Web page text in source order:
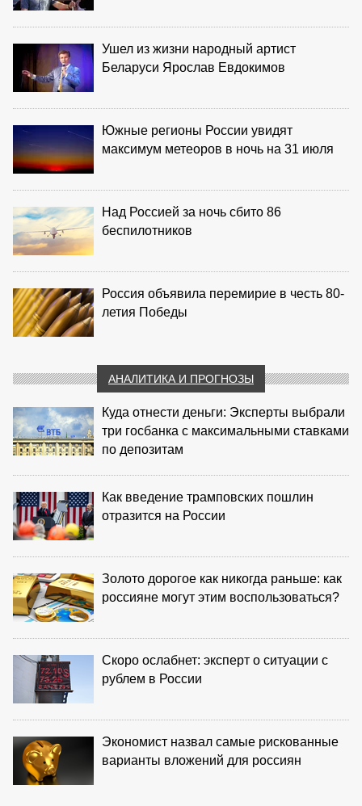
Ушел из жизни народный артист
Беларуси Ярослав Евдокимов
Южные регионы России увидят
максимум метеоров в ночь на 31 июля
Над Россией за ночь сбито 86
беспилотников
Россия объявила перемирие в честь 80-
летия Победы
АНАЛИТИКА И ПРОГНОЗЫ
Куда отнести деньги: Эксперты выбрали
три госбанка с максимальными ставками
по депозитам
Как введение трамповских пошлин
отразится на России
Золото дорогое как никогда раньше: как
россияне могут этим воспользоваться?
Скоро ослабнет: эксперт о ситуации с
рублем в России
Экономист назвал самые рискованные
варианты вложений для россиян